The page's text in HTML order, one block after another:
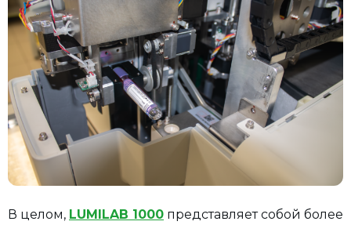
В целом, LUMILAB 1000 представляет собой более